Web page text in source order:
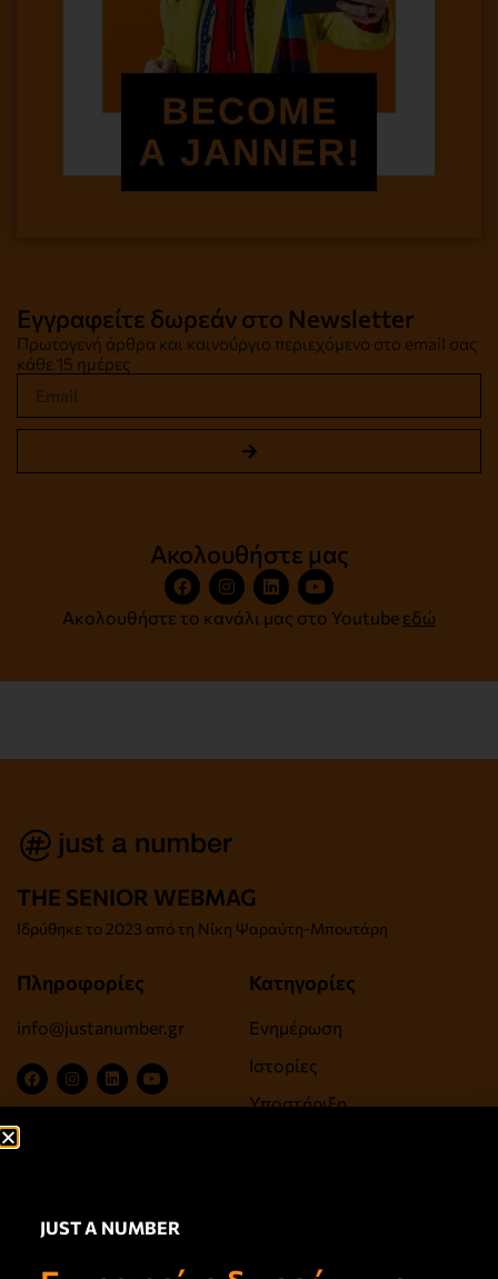
Εγγραφείτε δωρεάν στο Newsletter
Πρωτογενή άρθρα και καινούργιο περιεχόμενο στο email σας
κάθε 15 ημέρες
Ακολουθήστε μας
Ακολουθήστε το κανάλι μας στο Youtube εδώ
THE SENIOR WEBMAG
Iδρύθηκε το 2023 από τη Νίκη Ψαραύτη-Μπουτάρη
Πληροφορίες
info@justanumber.gr
Κατηγορίες
Ενημέρωση
Ιστορίες
Υποστήριξη
Σύνδεσμοι
JUST A NUMBER